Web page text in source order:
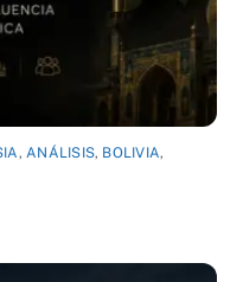
,ANÁLISIS, BOLIVIA,